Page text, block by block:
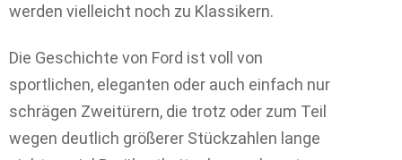
werden vielleicht noch zu Klassikern.
Die Geschichte von Ford ist voll von
sportlichen, eleganten oder auch einfach nur
schrägen Zweitürern, die trotz oder zum Teil
wegen deutlich größerer Stückzahlen lange